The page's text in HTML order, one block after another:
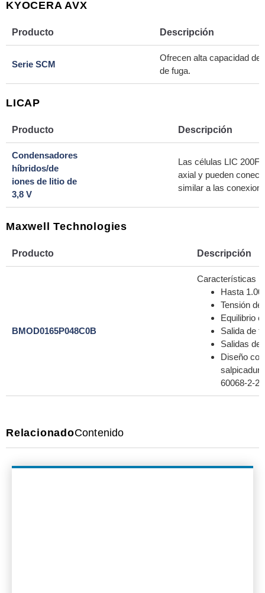
KYOCERA AVX
Producto Descripción
Serie SCM
Ofrecen alta capacidad de
de fuga.
LICAP
Producto Descripción
Condensadores
híbridos/de
iones de litio de
3,8 V
Las células LIC 200F
axial y pueden
similar a las
Maxwell Technologies
Producto Descripción
BMOD0165P048C0B
Características
Hasta
Tensión
Equilibrio
Salida de
Salidas de
Diseño
60068-2-
RelacionadoContenido